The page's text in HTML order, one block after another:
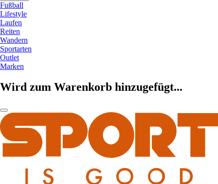
Fußball
Lifestyle
Laufen
Reiten
Wandern
Sportarten
Outlet
Marken
Wird zum Warenkorb hinzugefügt...